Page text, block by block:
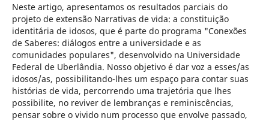
Neste artigo, apresentamos os resultados parciais do
projeto de extensão Narrativas de vida: a constituição
identitária de idosos, que é parte do programa "Conexões
de Saberes: diálogos entre a universidade e as
comunidades populares", desenvolvido na Universidade
Federal de Uberlândia. Nosso objetivo é dar voz a esses/as
idosos/as, possibilitando-lhes um espaço para contar suas
histórias de vida, percorrendo uma trajetória que lhes
possibilite, no reviver de lembranças e reminiscências,
pensar sobre o vivido num processo que envolve passado,